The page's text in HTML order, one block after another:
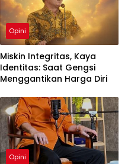
Opini
Miskin Integritas, Kaya
Identitas: Saat Gengsi
Menggantikan Harga Diri
Opini